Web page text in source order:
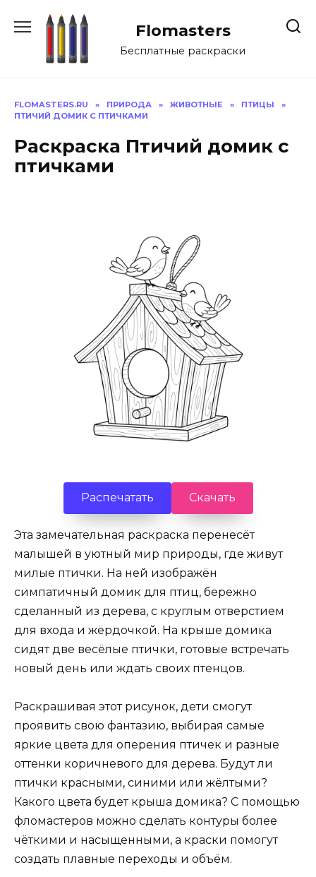
Flomasters
Бесплатные раскраски
FLOMASTERS.RU » ПРИРОДА » ЖИВОТНЫЕ » ПТИЦЫ
»
ПТИЧИЙ ДОМИК С ПТИЧКАМИ
Раскраска Птичий домик с
птичками
Распечатать Скачать
Эта замечательная раскраска перенесёт
малышей в уютный мир природы, где живут
милые птички. На ней изображён
симпатичный домик для птиц, бережно
сделанный из дерева, с круглым отверстием
для входа и жёрдочкой. На крыше домика
сидят две весёлые птички, готовые встречать
новый день или ждать своих птенцов.
Раскрашивая этот рисунок, дети смогут
проявить свою фантазию, выбирая самые
яркие цвета для оперения птичек и разные
оттенки коричневого для дерева. Будут ли
птички красными, синими или жёлтыми?
Какого цвета будет крыша домика? С помощью
фломастеров можно сделать контуры более
чёткими и насыщенными, а краски помогут
создать плавные переходы и объём.